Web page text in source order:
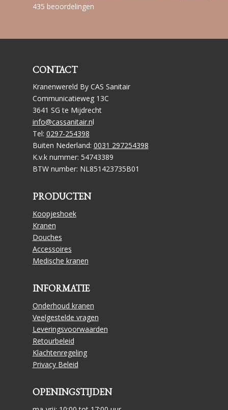
435 beoordelingen
CONTACT
Kranenwereld By CAS Sanitair
Communicatieweg 13C
3641 SG te Mijdrecht
info@cassanitair.nl
Tel: 0297-254398
Buiten Nederland: 0031 297254398
K.v.k nummer: 54743389
BTW number: NL851423735B01
PRODUCTEN
Koopjeshoek
Kranen
Douches
Accessoires
Medische kranen
INFORMATIE
Onderhoud kranen
Veelgestelde vragen
Leveringsvoorwaarden
Retourbeleid
Klachtenregeling
Privacy Beleid
OPENINGSTIJDEN